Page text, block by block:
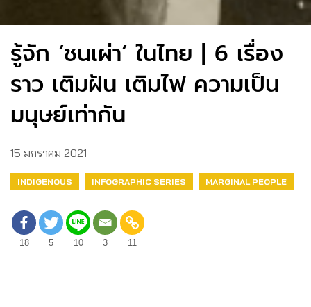
รู้จัก ‘ชนเผ่า’ ในไทย | 6 เรื่อง
ราว เติมฝัน เติมไฟ ความเป็น
มนุษย์เท่ากัน
15 มกราคม 2021
INDIGENOUS INFOGRAPHIC SERIES MARGINAL PEOPLE
18 5 10 3 11